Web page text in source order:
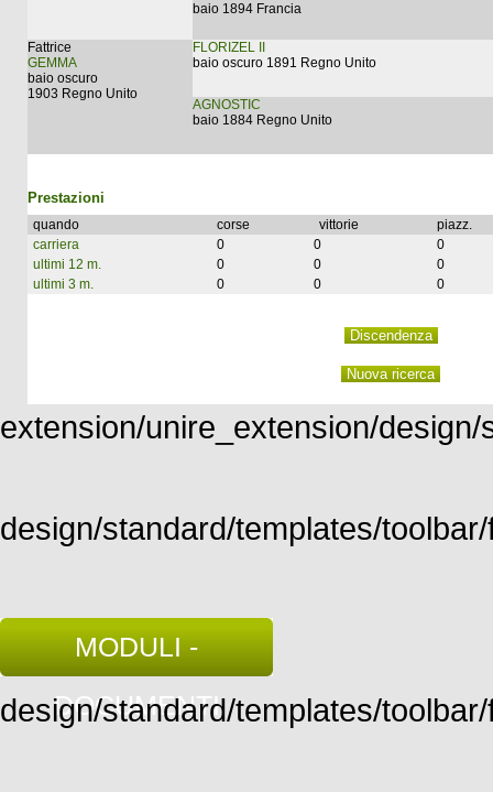
baio 1894 Francia
Fattrice
GEMMA
baio oscuro
1903 Regno Unito
FLORIZEL II
baio oscuro 1891 Regno Unito
AGNOSTIC
baio 1884 Regno Unito
Prestazioni
quando corse vittorie
piazz.
carriera
0 0
0
ultimi 12 m.
0 0
0
ultimi 3 m.
0 0 0
extension/unire_extension/
design/standard/templates/
MODULI -
DOCUMENTI
design/standard/templates/